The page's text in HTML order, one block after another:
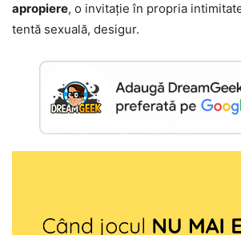
apropiere, o invitație în propria
tentă sexuală, desigur.